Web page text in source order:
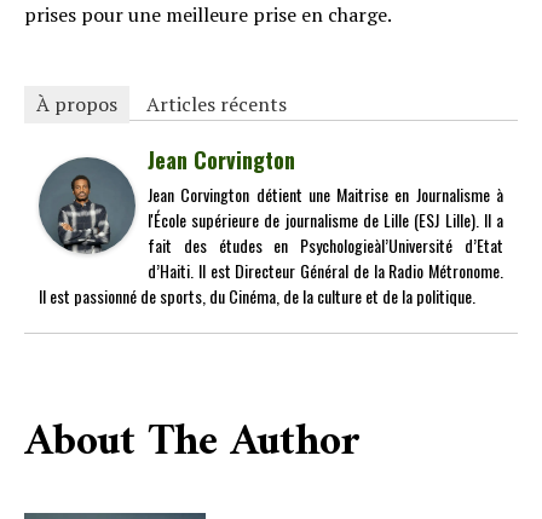
prises pour une meilleure prise en charge.
À propos Articles récents
Jean Corvington
Jean Corvington détient une Maitrise en Journalisme à
l'École supérieure de journalisme de Lille (ESJ Lille). Il a
fait des études en Psychologieàl’Université d’Etat
d’Haiti. Il est Directeur Général de la Radio Métronome.
Il est passionné de sports, du Cinéma, de la culture et de la politique.
About The Author